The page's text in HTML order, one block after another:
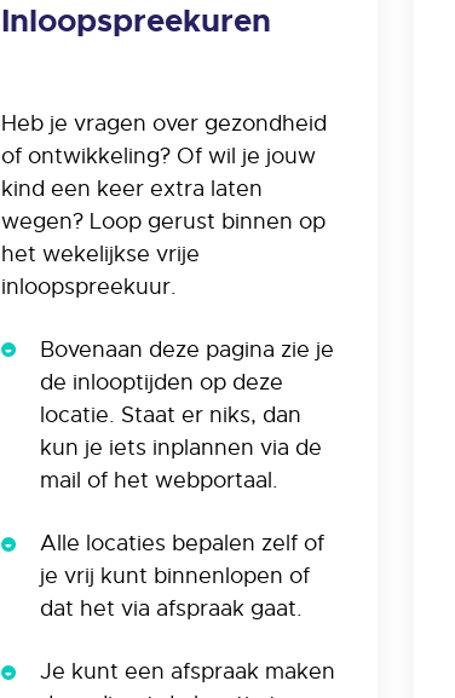
Inloopspreekuren
Heb je vragen over gezondheid
of ontwikkeling? Of wil je jouw
kind een keer extra laten
wegen? Loop gerust binnen op
het wekelijkse vrije
inloopspreekuur.
Bovenaan deze pagina zie je
de inlooptijden op deze
locatie. Staat er niks, dan
kun je iets inplannen via de
mail of het webportaal.
Alle locaties bepalen zelf of
je vrij kunt binnenlopen of
dat het via afspraak gaat.
Je kunt een afspraak maken